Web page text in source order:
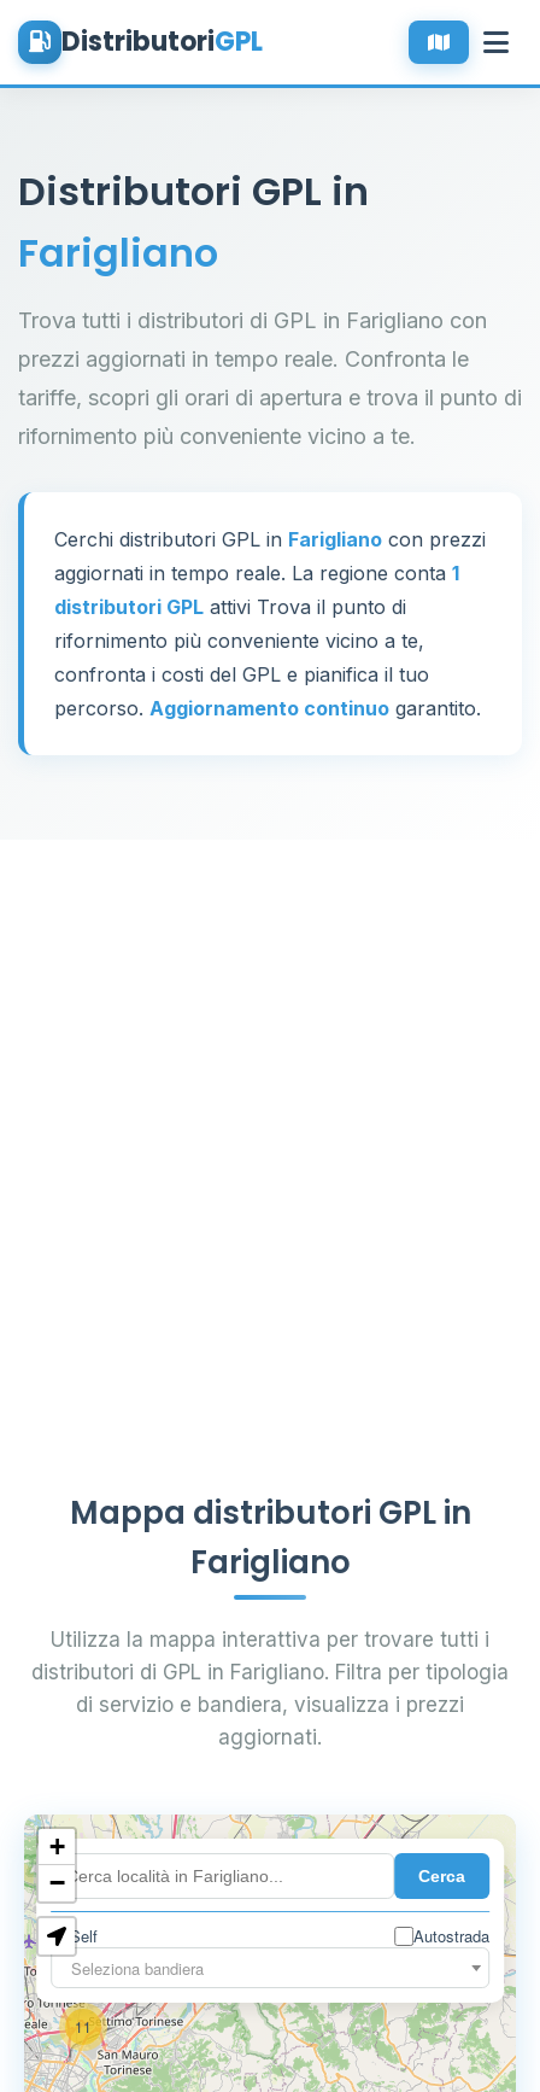
DistributoriGPL
Distributori GPL in
Farigliano
Trova tutti i distributori di GPL in Farigliano con
prezzi aggiornati in tempo reale. Confronta le
tariffe, scopri gli orari di apertura e trova il punto di
rifornimento più conveniente vicino a te.
Cerchi distributori GPL in Farigliano con prezzi
aggiornati in tempo reale. La regione conta 1
distributori GPL attivi Trova il punto di
rifornimento più conveniente vicino a te,
confronta i costi del GPL e pianifica il tuo
percorso. Aggiornamento continuo garantito.
Mappa distributori GPL in
Farigliano
Utilizza la mappa interattiva per trovare tutti i
distributori di GPL in Farigliano. Filtra per tipologia
di servizio e bandiera, visualizza i prezzi
aggiornati.
Cerca
Self
Autostrada
Seleziona bandiera
8
11
+
−